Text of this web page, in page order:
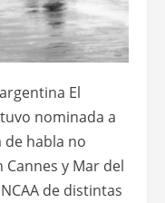
El
nominada a
de habla no
y Mar del
de distintas